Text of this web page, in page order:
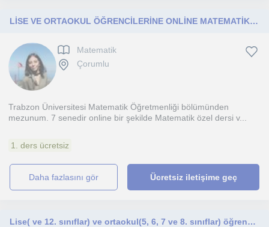
LİSE VE ORTAOKUL ÖĞRENCİLERİNE ONLİNE MATEMATİK ÖZEL DERS! YKYKS LGS KPSS HAZIRLIK
Matematik
Çorumlu
Trabzon Üniversitesi Matematik Öğretmenliği bölümünden
mezunum. 7 senedir online bir şekilde Matematik özel dersi v...
1. ders ücretsiz
daha fazlasını gör Ücretsiz iletişime geç
Lise( ve 12. sınıflar) ve ortaokul(5, 6, 7 ve 8. sınıflar) öğrencilerine online şekilde ders vermeye hazırım. YKS LGS KPSS SÜRECİNE HAZIRLIK